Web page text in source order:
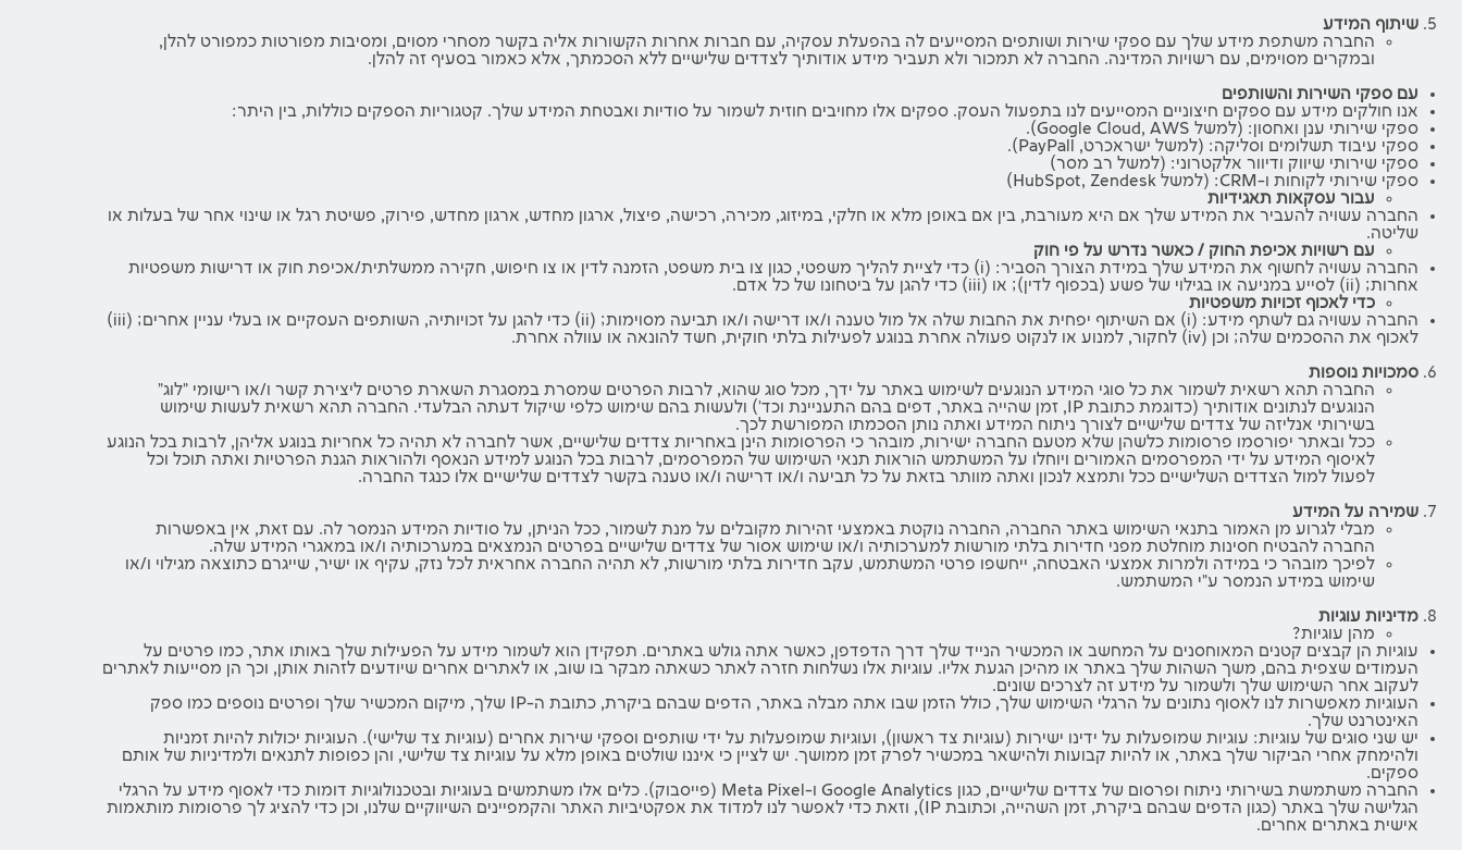
שיתוף המידע
החברה משתפת מידע שלך עם ספקי שירות ושותפים המסייעים לה בהפעלת עסקיה, עם חברות אחרות הקשורות אליה בקשר מסחרי מסוים, ומסיבות מפורטות כמפורט להלן,
ובמקרים מסוימים, עם רשויות המדינה. החברה לא תמכור ולא תעביר מידע אודותיך לצדדים שלישיים ללא הסכמתך, אלא כאמור בסעיף זה להלן.
עם ספקי השירות והשותפים
אנו חולקים מידע עם ספקים חיצוניים המסייעים לנו בתפעול העסק. ספקים אלו מחויבים חוזית לשמור על סודיות ואבטחת המידע שלך. קטגוריות הספקים כוללות, בין היתר:
ספקי שירותי ענן ואחסון: (למשל Google Cloud, AWS).
ספקי עיבוד תשלומים וסליקה: (למשל ישראכרט, PayPall).
ספקי שירותי שיווק ודיוור אלקטרוני: (למשל רב מסר)
ספקי שירותי לקוחות ו-CRM: (למשל HubSpot, Zendesk)
עבור עסקאות תאגידיות
החברה עשויה להעביר את המידע שלך אם היא מעורבת, בין אם באופן מלא או חלקי, במיזוג, מכירה, רכישה, פיצול, ארגון מחדש, ארגון מחדש, פירוק, פשיטת רגל או שינוי אחר של בעלות או
שליטה.
עם רשויות אכיפת החוק / כאשר נדרש על פי חוק
החברה עשויה לחשוף את המידע שלך במידת הצורך הסביר: (i) כדי לציית להליך משפטי, כגון צו בית משפט, הזמנה לדין או צו חיפוש, חקירה ממשלתית/אכיפת חוק או דרישות משפטיות
אחרות; (ii) לסייע במניעה או בגילוי של פשע (בכפוף לדין); או (iii) כדי להגן על ביטחונו של כל אדם.
כדי לאכוף זכויות משפטיות
החברה עשויה גם לשתף מידע: (i) אם השיתוף יפחית את החבות שלה אל מול טענה ו/או דרישה ו/או תביעה מסוימות; (ii) כדי להגן על זכויותיה, השותפים העסקיים או בעלי עניין אחרים; (iii)
לאכוף את ההסכמים שלה; וכן (iv) לחקור, למנוע או לנקוט פעולה אחרת בנוגע לפעילות בלתי חוקית, חשד להונאה או עוולה אחרת.
סמכויות נוספות
החברה תהא רשאית לשמור את כל סוגי המידע הנוגעים לשימוש באתר על ידך, מכל סוג שהוא, לרבות הפרטים שמסרת במסגרת השארת פרטים ליצירת קשר ו/או רישומי "לוג"
הנוגעים לנתונים אודותיך (כדוגמת כתובת IP, זמן שהייה באתר, דפים בהם התעניינת וכד') ולעשות בהם שימוש כלפי שיקול דעתה הבלעדי. החברה תהא רשאית לעשות שימוש
בשירותי אנליזה של צדדים שלישיים לצורך ניתוח המידע ואתה נותן הסכמתו המפורשת לכך.
ככל ובאתר יפורסמו פרסומות כלשהן שלא מטעם החברה ישירות, מובהר כי הפרסומות הינן באחריות צדדים שלישיים, אשר לחברה לא תהיה כל אחריות בנוגע אליהן, לרבות בכל הנוגע
לאיסוף המידע על ידי המפרסמים האמורים ויוחלו על המשתמש הוראות תנאי השימוש של המפרסמים, לרבות בכל הנוגע למידע הנאסף ולהוראות הגנת הפרטיות ואתה תוכל וכל
לפעול למול הצדדים השלישיים ככל ותמצא לנכון ואתה מוותר בזאת על כל תביעה ו/או דרישה ו/או טענה בקשר לצדדים שלישיים אלו כנגד החברה.
שמירה על המידע
מבלי לגרוע מן האמור בתנאי השימוש באתר החברה, החברה נוקטת באמצעי זהירות מקובלים על מנת לשמור, ככל הניתן, על סודיות המידע הנמסר לה. עם זאת, אין באפשרות
החברה להבטיח חסינות מוחלטת מפני חדירות בלתי מורשות למערכותיה ו/או שימוש אסור של צדדים שלישיים בפרטים הנמצאים במערכותיה ו/או במאגרי המידע שלה.
לפיכך מובהר כי במידה ולמרות אמצעי האבטחה, ייחשפו פרטי המשתמש, עקב חדירות בלתי מורשות, לא תהיה החברה אחראית לכל נזק, עקיף או ישיר, שייגרם כתוצאה מגילוי ו/או
שימוש במידע הנמסר ע"י המשתמש.
מדיניות עוגיות
מהן עוגיות?
עוגיות הן קבצים קטנים המאוחסנים על המחשב או המכשיר הנייד שלך דרך הדפדפן, כאשר אתה גולש באתרים. תפקידן הוא לשמור מידע על הפעילות שלך באותו אתר, כמו פרטים על
העמודים שצפית בהם, משך השהות שלך באתר או מהיכן הגעת אליו. עוגיות אלו נשלחות חזרה לאתר כשאתה מבקר בו שוב, או לאתרים אחרים שיודעים לזהות אותן, וכך הן מסייעות לאתרים
לעקוב אחר השימוש שלך ולשמור על מידע זה לצרכים שונים.
העוגיות מאפשרות לנו לאסוף נתונים על הרגלי השימוש שלך, כולל הזמן שבו אתה מבלה באתר, הדפים שבהם ביקרת, כתובת ה-IP שלך, מיקום המכשיר שלך ופרטים נוספים כמו ספק
האינטרנט שלך.
יש שני סוגים של עוגיות: עוגיות שמופעלות על ידינו ישירות (עוגיות צד ראשון), ועוגיות שמופעלות על ידי שותפים וספקי שירות אחרים (עוגיות צד שלישי). העוגיות יכולות להיות זמניות
ולהימחק אחרי הביקור שלך באתר, או להיות קבועות ולהישאר במכשיר לפרק זמן ממושך. יש לציין כי איננו שולטים באופן מלא על עוגיות צד שלישי, והן כפופות לתנאים ולמדיניות של אותם
ספקים.
החברה משתמשת בשירותי ניתוח ופרסום של צדדים שלישיים, כגון Google Analytics ו-Meta Pixel (פייסבוק). כלים אלו משתמשים בעוגיות ובטכנולוגיות דומות כדי לאסוף מידע על הרגלי
הגלישה שלך באתר (כגון הדפים שבהם ביקרת, זמן השהייה, וכתובת IP), וזאת כדי לאפשר לנו למדוד את אפקטיביות האתר והקמפיינים השיווקיים שלנו, וכן כדי להציג לך פרסומות מותאמות
אישית באתרים אחרים.